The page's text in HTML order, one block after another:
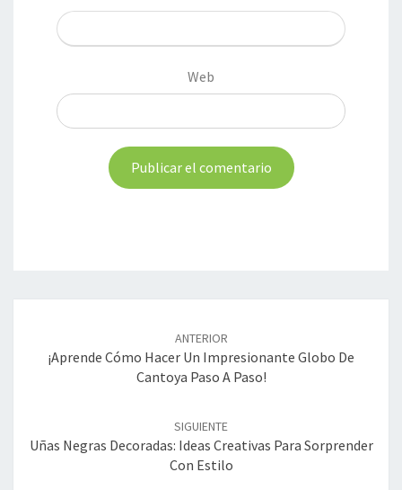
Web
entradas
ANTERIOR
¡Aprende Cómo Hacer Un Impresionante Globo De
Cantoya Paso A Paso!
SIGUIENTE
Uñas Negras Decoradas: Ideas Creativas Para Sorprender
Con Estilo